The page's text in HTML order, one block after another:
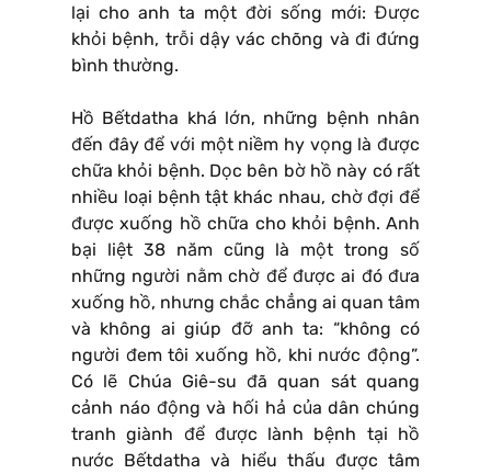
lại cho anh ta một đời sống mới: Được
khỏi bệnh, trỗi dậy vác chõng và đi đứng
bình thường.
Hồ Bếtdatha khá lớn, những bệnh nhân
đến đây để với một niềm hy vọng là được
chữa khỏi bệnh. Dọc bên bờ hồ này có rất
nhiều loại bệnh tật khác nhau, chờ đợi để
được xuống hồ chữa cho khỏi bệnh. Anh
bại liệt 38 năm cũng là một trong số
những người nằm chờ để được ai đó đưa
xuống hồ, nhưng chắc chẳng ai quan tâm
và không ai giúp đỡ anh ta: “không có
người đem tôi xuống hồ, khi nước động”.
Có lẽ Chúa Giê-su đã quan sát quang
cảnh náo động và hối hả của dân chúng
tranh giành để được lành bệnh tại hồ
nước Bếtdatha và hiểu thấu được tâm